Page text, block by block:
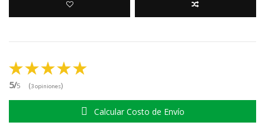
5/5 (3 opiniones)
Calcular Costo de Envío